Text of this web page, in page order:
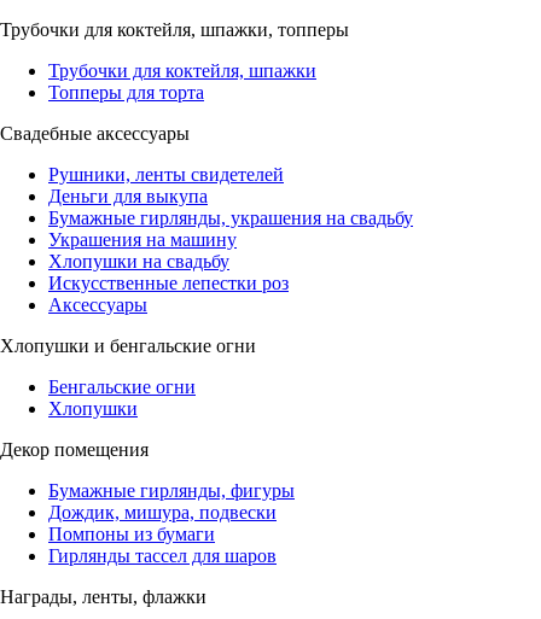
Трубочки для коктейля, шпажки, топперы
Трубочки для коктейля, шпажки
Топперы для торта
Свадебные аксессуары
Рушники, ленты свидетелей
Деньги для выкупа
Бумажные гирлянды, украшения на свадьбу
Украшения на машину
Хлопушки на свадьбу
Искусственные лепестки роз
Аксессуары
Хлопушки и бенгальские огни
Бенгальские огни
Хлопушки
Декор помещения
Бумажные гирлянды, фигуры
Дождик, мишура, подвески
Помпоны из бумаги
Гирлянды тассел для шаров
Награды, ленты, флажки